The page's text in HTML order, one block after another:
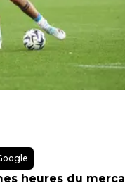
heures du